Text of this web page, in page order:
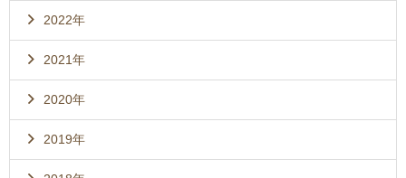
2022年
2021年
2020年
2019年